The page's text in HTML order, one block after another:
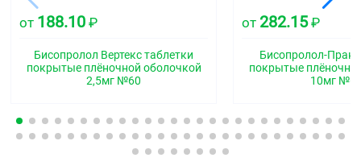
от 188.10 ₽
Бисопролол Вертекс таблетки
покрытые плёночной оболочкой
2,5мг №60
от 282.15₽
Бисопролол-
покрытые
10мг